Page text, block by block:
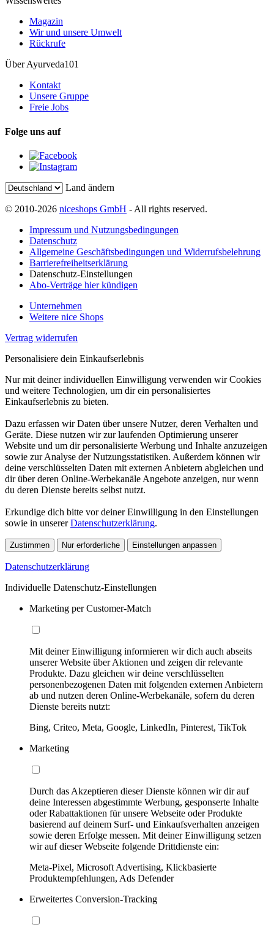
Magazin
Wir und unsere Umwelt
Rückrufe
Über Ayurveda101
Kontakt
Unsere Gruppe
Freie Jobs
Folge uns auf
Land ändern
© 2010-2026 niceshops GmbH - All rights reserved.
Impressum und Nutzungsbedingungen
Datenschutz
Allgemeine Geschäftsbedingungen und Widerrufsbelehrung
Barrierefreiheitserklärung
Datenschutz-Einstellungen
Abo-Verträge hier kündigen
Unternehmen
Weitere nice Shops
Vertrag widerrufen
Personalisiere dein Einkaufserlebnis
Nur mit deiner individuellen Einwilligung verwenden wir Cookies
und weitere Technologien, um dir ein personalisiertes
Einkaufserlebnis zu bieten.
Dazu erfassen wir Daten über unsere Nutzer, deren Verhalten und
Geräte. Diese nutzen wir zur laufenden Optimierung unserer
Website und um dir personalisierte Werbung und Inhalte anzuzeigen
sowie zur Analyse der Nutzungsstatistiken. Außerdem können wir
deine verschlüsselten Daten mit externen Anbietern abgleichen und
dir über deren Online-Werbekanäle Angebote anzeigen, nur wenn
du deren Dienste bereits selbst nutzt.
Erkundige dich bitte vor deiner Einwilligung in den Einstellungen
sowie in unsererDatenschutzerklärung.
Zustimmen Nur erforderliche Einstellungen anpassen
Datenschutzerklärung
Individuelle Datenschutz-Einstellungen
Marketing per Customer-Match
Mit deiner Einwilligung informieren wir dich auch abseits
unserer Website über Aktionen und zeigen dir relevante
Produkte. Dazu gleichen wir deine verschlüsselten
personenbezogenen Daten mit folgenden externen Anbietern
ab und nutzen deren Online-Werbekanäle, sofern du deren
Dienste bereits nutzt:
Bing, Criteo, Meta, Google, LinkedIn, Pinterest, TikTok
Marketing
Durch das Akzeptieren dieser Dienste können wir dir auf
deine Interessen abgestimmte Werbung, gesponserte Inhalte
oder Rabattaktionen für unsere Webseite oder Produkte
basierend auf deinem Surf- und Einkaufsverhalten anzeigen
sowie deren Erfolge messen. Mit deiner Einwilligung setzen
wir auf dieser Webseite folgende Drittdienste ein:
Meta-Pixel, Microsoft Advertising, Klickbasierte
Produktempfehlungen, Ads Defender
Erweitertes Conversion-Tracking